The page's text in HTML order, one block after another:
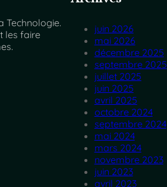
Technologie.
les faire
juin 2026
mai 2026
décembre 2025
septembre 2025
juillet 2025
juin 2025
avril 2025
octobre 2024
septembre 2024
mai 2024
mars 2024
novembre 2023
juin 2023
avril 2023